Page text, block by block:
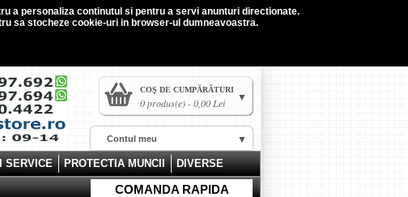
a personaliza continutul si pentru a servi anunturi directionate.
sa stocheze cookie-uri in browser-ul dumneavoastra.
COŞ DE CUMPĂRĂTURI
0 produs(e) - 0,00 Lei
COMANDA RAPIDA
Contul meu
SERVICE PROTECTIA MUNCII DIVERSE